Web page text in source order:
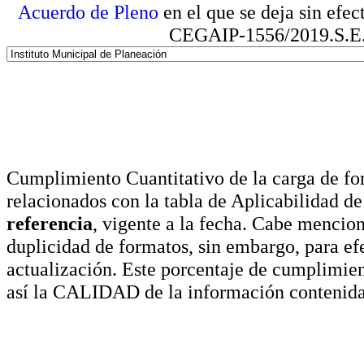
Acuerdo de Pleno en el que se deja sin
CEGAIP-1556/
Cumplimiento Cuantitativo de la carga de
relacionados con la tabla de Aplicabilidad
referencia, vigente a la fecha. Cabe
duplicidad de formatos, sin embargo, para
actualización. Este porcentaje de
así la CALIDAD de la información